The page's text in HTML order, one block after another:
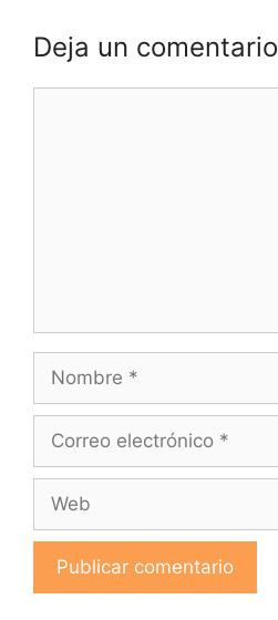
Deja un comentario